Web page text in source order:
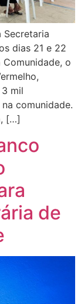
Secretaria
dias 21 e 22
o
mil
comunidade.
[…]
de